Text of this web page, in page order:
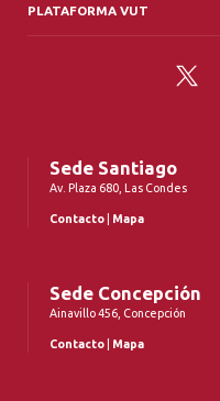
PLATAFORMA VUT
Twitter
Sede Santiago
Av. Plaza 680, Las Condes
Contacto Mapa
Sede Concepción
Ainavillo 456, Concepción
Contacto Mapa